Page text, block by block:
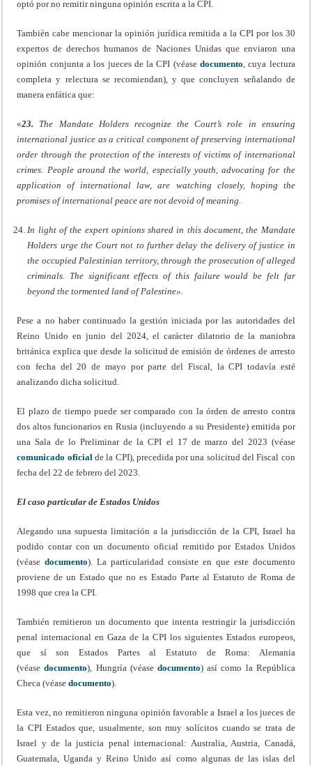
optó por no remitir ninguna opinión escrita a la CPI.
También cabe mencionar la opinión jurídica remitida a la CPI por los 30
expertos de derechos humanos de Naciones Unidas que enviaron una
opinión conjunta a los jueces de la CPI (véasedocumento, cuya lectura
completa y relectura se recomiendan), y que concluyen señalando de
manera enfática que:
«23. The Mandate Holders recognize the Court’s role in ensuring
international justice as a critical component of preserving international
order through the protection of the interests of victims of international
crimes. People around the world, especially youth, advocating for the
application of international law, are watching closely, hoping the
promises of international peace are not devoid of meaning.
In light of the expert opinions shared in this document, the Mandate
Holders urge the Court not to further delay the delivery of justice in
the occupied Palestinian territory, through the prosecution of alleged
criminals. The significant effects of this failure would be felt far
beyond the tormented land of Palestine».
Pese a no haber continuado la gestión iniciada por las autoridades del
Reino Unido en junio del 2024, el carácter dilatorio de la maniobra
británica explica que desde la solicitud de emisión de órdenes de arresto
con fecha del 20 de mayo por parte del Fiscal, la CPI todavía esté
analizando dicha solicitud.
El plazo de tiempo puede ser comparado con la órden de arresto contra
dos altos funcionarios en Rusia (incluyendo a su Presidente) emitida por
una Sala de lo Preliminar de la CPI el 17 de marzo del 2023 (véase
comunicado oficialde la CPI), precedida por una solicitud del Fiscal con
fecha del 22 de febrero del 2023.
El caso particular de Estados Unidos
Alegando una supuesta limitación a la jurisdicción de la CPI, Israel ha
podido contar con un documento oficial remitido por Estados Unidos
(véasedocumento). La particularidad consiste en que este documento
proviene de un Estado que no es Estado Parte al Estatuto de Roma de
1998 que crea la CPI.
También remitieron un documento que intenta restringir la jurisdicción
penal internacional en Gaza de la CPI los siguientes Estados europeos,
que sí son Estados Partes al Estatuto de Roma: Alemania
(véasedocumento), Hungría (véasedocumento) así como la República
Checa (véasedocumento).
Esta vez, no remitieron ninguna opinión favorable a Israel a los jueces de
la CPI Estados que, usualmente, son muy solícitos cuando se trata de
Israel y de la justicia penal internacional: Australia, Austria, Canadá,
Guatemala, Uganda y Reino Unido así como algunas de las islas del